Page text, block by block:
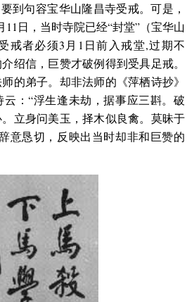
到句容宝华山隆昌寺受戒。可是，
11日，当时寺院已经“封堂”（宝华山
戒者必须3月1日前入戒堂,过期不
绍信，巨赞才破例得到受具足戒。
的弟子。却非法师的《萍栖诗抄》
：“浮生逢未劫，据事应三斟。破
立身问美玉，择木似良禽。莫昧于
意恳切，反映出当时却非和巨赞的